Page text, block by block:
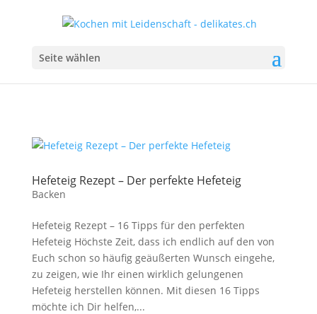
Seite wählen
Hefeteig Rezept – Der perfekte Hefeteig
Backen
Hefeteig Rezept – 16 Tipps für den perfekten
Hefeteig Höchste Zeit, dass ich endlich auf den von
Euch schon so häufig geäußerten Wunsch eingehe,
zu zeigen, wie Ihr einen wirklich gelungenen
Hefeteig herstellen können. Mit diesen 16 Tipps
möchte ich Dir helfen,...